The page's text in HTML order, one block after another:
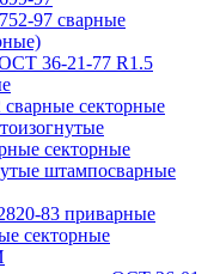
97 сварные
36-21-77 R1.5
секторные
секторные
штампосварные
83 приварные
секторные